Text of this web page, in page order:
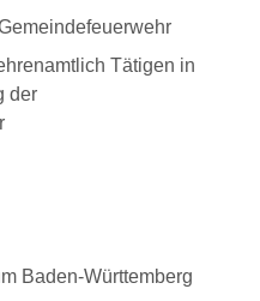
Tätigen in
der
Baden-Württemberg